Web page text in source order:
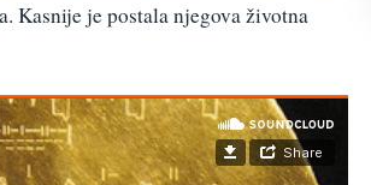
Kasnije je postala njegova životna